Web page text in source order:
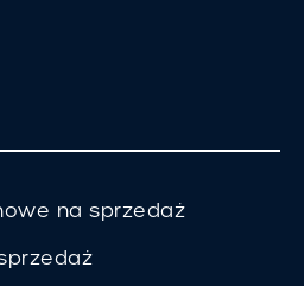
na sprzedaż